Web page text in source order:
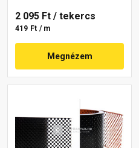
2 095 Ft / tekercs
419 Ft / m
Megnézem